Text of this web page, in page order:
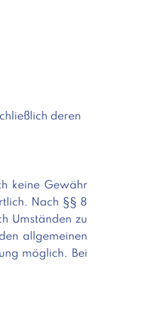
deren
keine Gewähr
Nach §§ 8
Umständen zu
allgemeinen
möglich. Bei